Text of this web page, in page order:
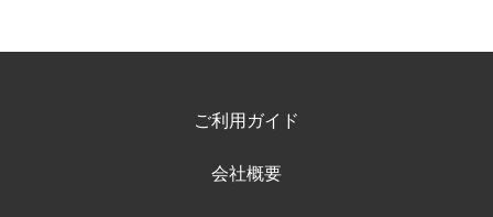
ご利用ガイド
会社概要